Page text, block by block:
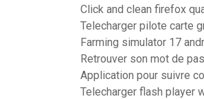
Click and clean firefox
Telecharger pilote carte
Farming simulator 17
Retrouver son mot de
Application pour suivre
Telecharger flash player